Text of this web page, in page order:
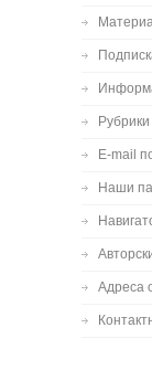
E-mail
Наши
Адреса